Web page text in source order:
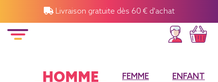
Livraison gratuite dès 60 € d'achat
HOMME FEMME ENFANT